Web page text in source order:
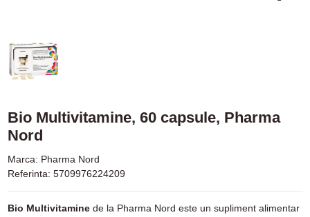
Bio Multivitamine, 60 capsule, Pharma
Nord
Marca: Pharma Nord
Referinta: 5709976224209
Bio Multivitaminede la Pharma Nord este un supliment alimentar